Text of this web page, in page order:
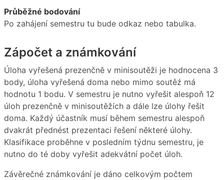
Průběžné bodování
Po zahájení semestru tu bude odkaz nebo tabulka.
Zápočet a známkování
Úloha vyřešená prezenčně v minisoutěži je hodnocena 3
body, úloha vyřešená doma nebo mimo soutěź má
hodnotu 1 bodu. V semestru je nutno vyřešit alespoň 12
úloh prezenčně v minisoutěžích a dále lze úlohy řešit
doma. Každý účastník musí během semestru alespoň
dvakrát přednést prezentaci řešení některé úlohy.
Klasifikace proběhne v posledním týdnu semestru, je
nutno do té doby vyřešit adekvátní počet úloh.
Závěrečné známkování je dáno celkovým počtem